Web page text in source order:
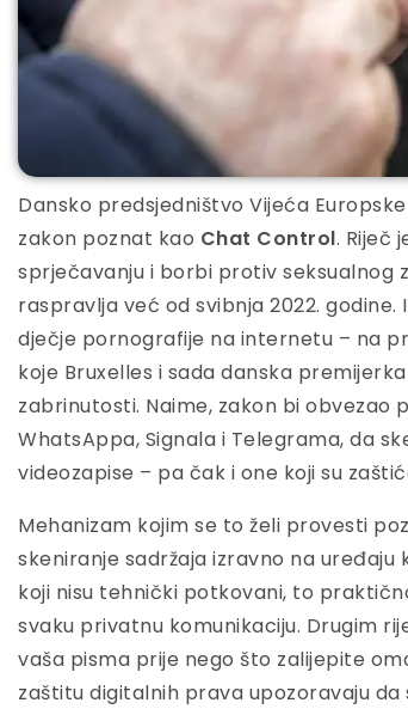
Dansko predsjedništvo Vijeća
zakon poznat kao Chat Control. Riječ
sprječavanju i borbi protiv seksualnog
raspravlja već od svibnja 2022.
dječje pornografije na internetu – na
koje Bruxelles i sada danska
zabrinutosti. Naime, zakon bi obvezao
WhatsAppa, Signala i Telegrama, da
videozapise – pa čak i one koji su
Mehanizam kojim se to želi provesti
skeniranje sadržaja izravno na
koji nisu tehnički potkovani, to
svaku privatnu komunikaciju. Drugim
vaša pisma prije nego što zalijepite
zaštitu digitalnih prava upozoravaju